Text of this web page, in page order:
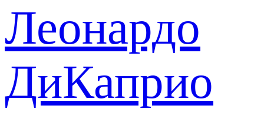
Леонардо
ДиКаприо